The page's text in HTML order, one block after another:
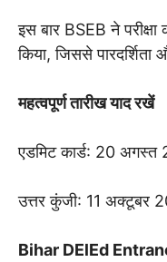
इस बार BSEB ने
किया, जिससे पारदर्शिता
महत्वपूर्ण तारीख याद रखें
एडमिट कार्ड: 20 अगस्त
उत्तर कुंजी: 11 अक्टूबर
Bihar DElEd